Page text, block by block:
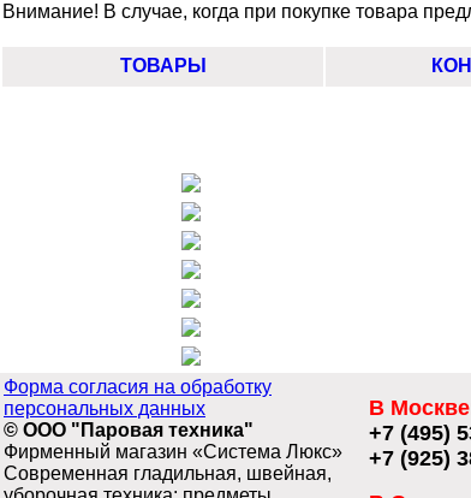
Внимание! В случае, когда при покупке товара
ТОВАРЫ
Форма согласия на обработку
персональных данных
© ООО "Паровая техника"
Фирменный магазин «Система Люкс»
Современная гладильная, швейная,
В
+7 (495)
+7 (925)